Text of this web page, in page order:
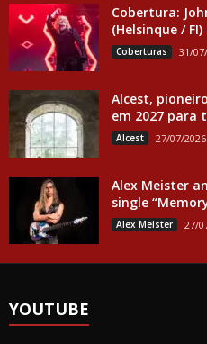
Cobertura:
(Helsinque /
Coberturas 31/
Alcest,
em 2027 para
Alcest 27/07/2026
Alex Meister
single
Alex Meister 27/
YOUTUBE